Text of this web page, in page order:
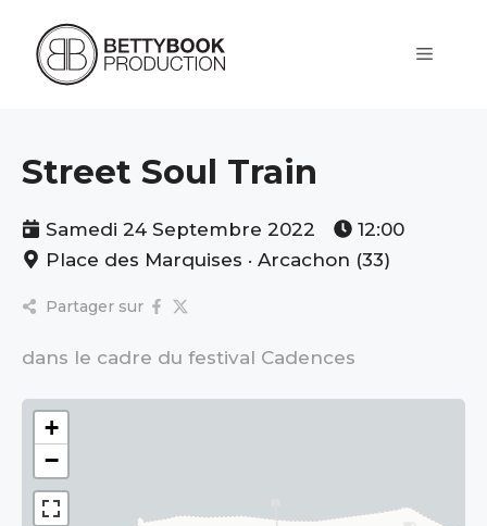
contenu
Street Soul Train
Samedi 24 Septembre 2022
12:00
Place des Marquises · Arcachon (33)
Partager sur
dans le cadre du festival Cadences
+
−